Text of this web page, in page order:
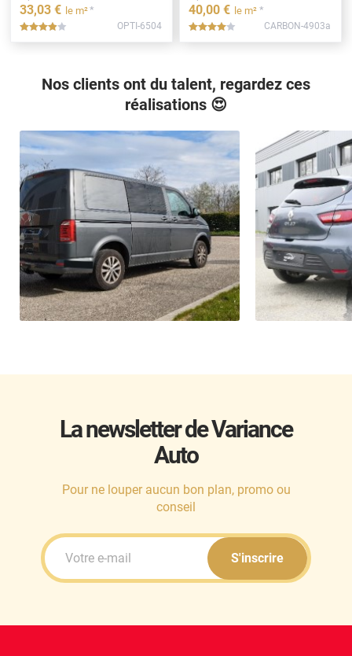
33,03 € le m²*
***** OPTI-6504
40,00 € le m² *
***** CARBON-4903a
Nos clients ont du talent, regardez ces
réalisations 😍
La newsletter de Variance
Auto
Pour ne louper aucun bon plan, promo ou
conseil
S'inscrire